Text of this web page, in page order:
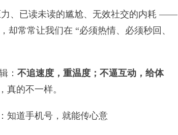
、已读未读的尴尬、无效社交的内耗 ——
却常常让我们在 “必须热情、必须秒回、
： 不追速度，重温度；不逼互动，给体
真的不一样。
道手机号，就能传心意